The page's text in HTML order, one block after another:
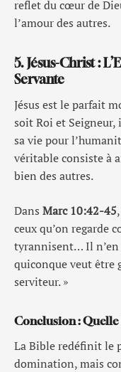
reflet du cœur de
l’amour des autres.
5. Jésus-Christ :
Servante
Jésus est le parfait
soit Roi et Seigneur,
sa vie pour
véritable consiste à
bien des autres.
Dans Marc 10:42-45
ceux qu’on regarde
tyrannisent… Il n’en
quiconque veut être
serviteur. »
Conclusion : Quelle
La Bible redéfinit le
domination, mais